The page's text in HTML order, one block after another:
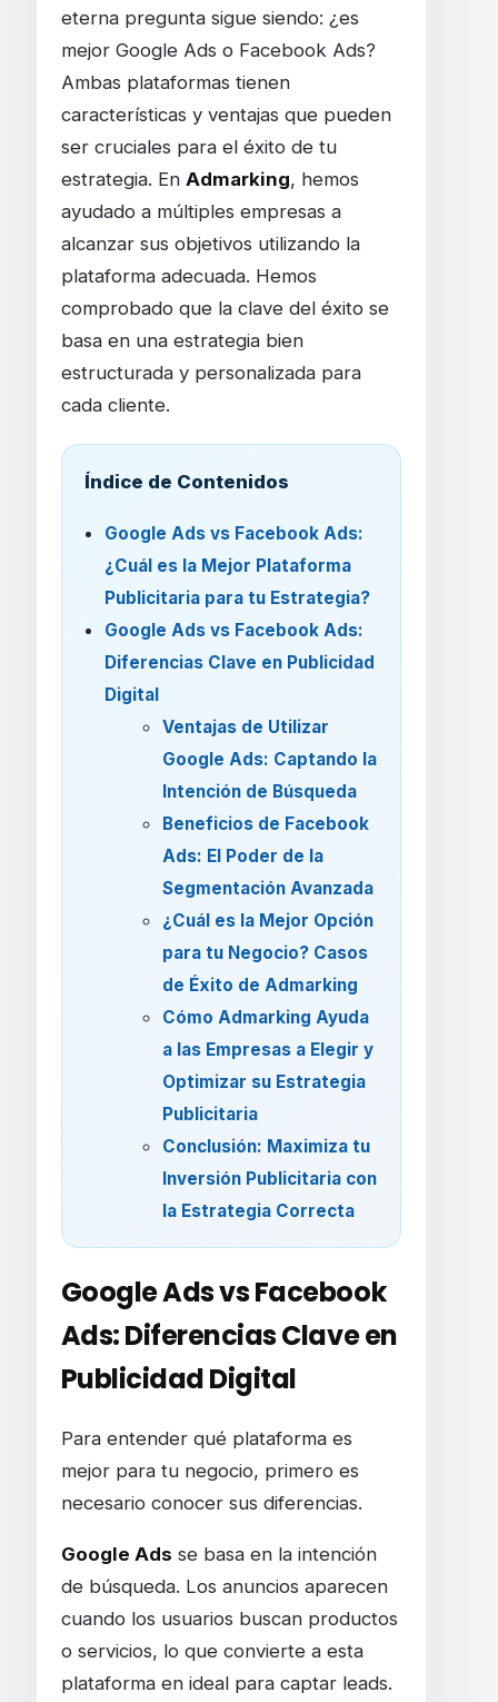
eterna pregunta sigue siendo: ¿es
mejor Google Ads o Facebook Ads?
Ambas plataformas tienen
características y ventajas que pueden
ser cruciales para el éxito de tu
estrategia. En Admarking, hemos
ayudado a múltiples empresas a
alcanzar sus objetivos utilizando la
plataforma adecuada. Hemos
comprobado que la clave del éxito se
basa en una estrategia bien
estructurada y personalizada para
cada cliente.
Índice de Contenidos
Google Ads vs Facebook Ads:
¿Cuál es la Mejor Plataforma
Publicitaria para tu Estrategia?
Google Ads vs Facebook Ads:
Diferencias Clave en Publicidad
Digital
Ventajas de Utilizar
Google Ads: Captando la
Intención de Búsqueda
Beneficios de Facebook
Ads: El Poder de la
Segmentación Avanzada
¿Cuál es la Mejor Opción
para tu Negocio? Casos
de Éxito de Admarking
Cómo Admarking Ayuda
a las Empresas a Elegir y
Optimizar su Estrategia
Publicitaria
Conclusión: Maximiza tu
Inversión Publicitaria con
la Estrategia Correcta
Google Ads vs Facebook
Ads: Diferencias Clave en
Publicidad Digital
Para entender qué plataforma es
mejor para tu negocio, primero es
necesario conocer sus diferencias.
Google Ads se basa en la intención
de búsqueda. Los anuncios aparecen
cuando los usuarios buscan productos
o servicios, lo que convierte a esta
plataforma en ideal para captar leads.